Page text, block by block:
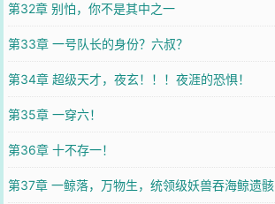
第32章 别怕，你不是其中之一
第33章 一号队长的身份？六叔？
第34章 超级天才，夜玄！！！夜涯的恐惧！
第35章 一穿六！
第36章 十不存一！
第37章 一鲸落，万物生，统领级妖兽吞海鲸遗骸